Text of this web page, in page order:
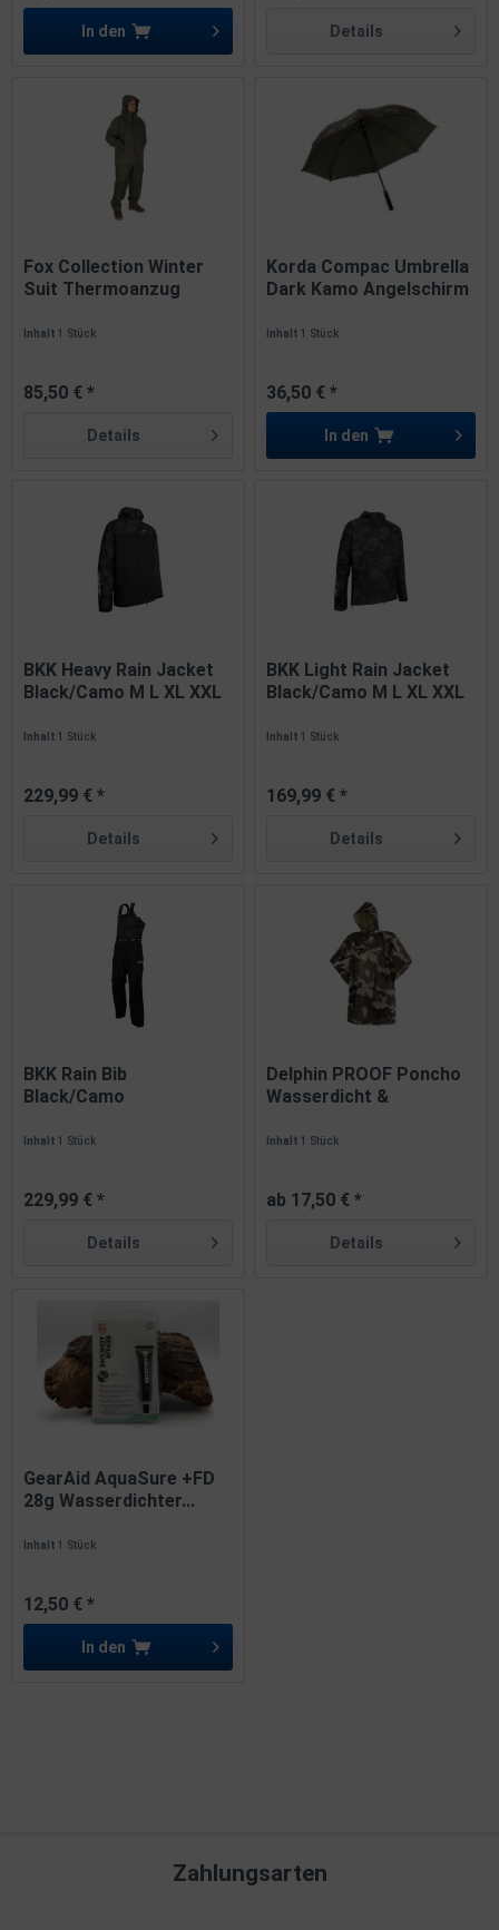
In den Details
Fox Collection Winter
Suit Thermoanzug
Inhalt1 Stück
85,50 € *
Details
Korda Compac Umbrella
Dark Kamo Angelschirm
Inhalt1 Stück
36,50 € *
In den
BKK Heavy Rain Jacket
Black/Camo M L XL XXL
Inhalt1 Stück
229,99 € *
Details
BKK Light Rain Jacket
Black/Camo M L XL XXL
Inhalt1 Stück
169,99 € *
Details
BKK Rain Bib
Black/Camo
Regenhose...
Inhalt1 Stück
229,99 € *
Details
Delphin PROOF Poncho
Wasserdicht &
Inhalt1 Stück
ab 17,50 € *
Details
GearAid AquaSure +FD
28g Wasserdichter...
Inhalt1 Stück
12,50 € *
In den
Zahlungsarten